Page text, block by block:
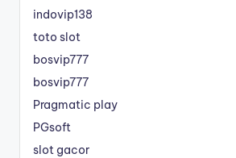
indovip138
toto slot
bosvip777
bosvip777
Pragmatic play
PGsoft
slot gacor